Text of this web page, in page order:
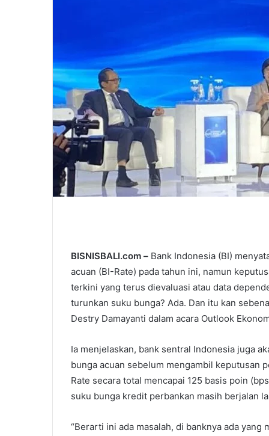
BISNISBALI.com – Bank Indonesia (BI)
acuan (BI-Rate) pada tahun ini, namun
terkini yang terus dievaluasi atau data
turunkan suku bunga? Ada. Dan itu kan
Destry Damayanti dalam acara Outlook
Ia menjelaskan, bank sentral Indonesia juga
bunga acuan sebelum mengambil keputusan
Rate secara total mencapai 125 basis poin
suku bunga kredit perbankan masih berjalan
“Berarti ini ada masalah, di banknya ada